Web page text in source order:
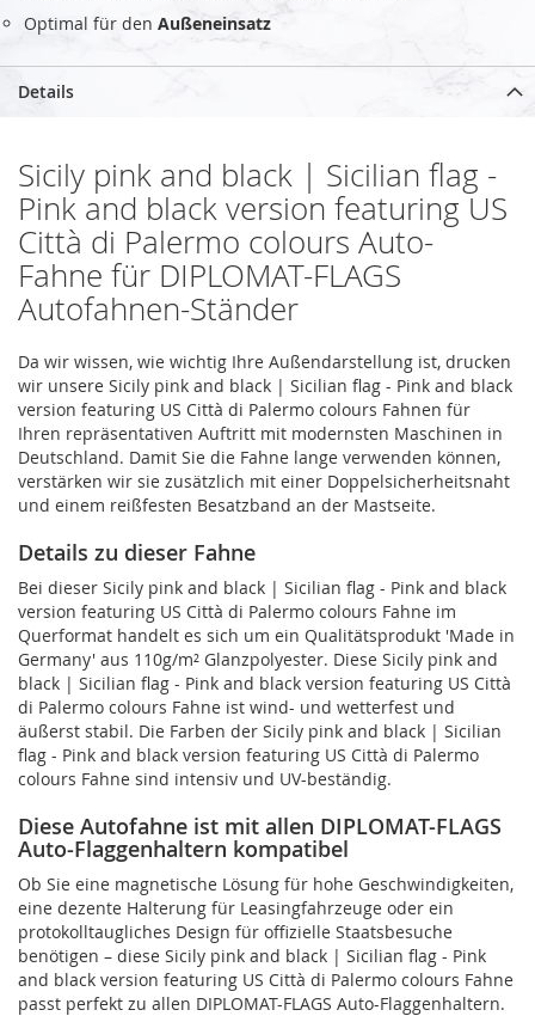
Optimal für den Außeneinsatz
Details
Sicily pink and black | Sicilian flag -
Pink and black version featuring US
Città di Palermo colours Auto-
Fahne für DIPLOMAT-FLAGS
Autofahnen-Ständer
Da wir wissen, wie wichtig Ihre Außendarstellung ist, drucken
wir unsere Sicily pink and black | Sicilian flag - Pink and black
version featuring US Città di Palermo colours Fahnen für
Ihren repräsentativen Auftritt mit modernsten Maschinen in
Deutschland. Damit Sie die Fahne lange verwenden können,
verstärken wir sie zusätzlich mit einer Doppelsicherheitsnaht
und einem reißfesten Besatzband an der Mastseite.
Details zu dieser Fahne
Bei dieser Sicily pink and black | Sicilian flag - Pink and black
version featuring US Città di Palermo colours Fahne im
Querformat handelt es sich um ein Qualitätsprodukt 'Made in
Germany' aus 110g/m² Glanzpolyester. Diese Sicily pink and
black | Sicilian flag - Pink and black version featuring US Città
di Palermo colours Fahne ist wind- und wetterfest und
äußerst stabil. Die Farben der Sicily pink and black | Sicilian
flag - Pink and black version featuring US Città di Palermo
colours Fahne sind intensiv und UV-beständig.
Diese Autofahne ist mit allen DIPLOMAT-FLAGS
Auto-Flaggenhaltern kompatibel
Ob Sie eine magnetische Lösung für hohe Geschwindigkeiten,
eine dezente Halterung für Leasingfahrzeuge oder ein
protokolltaugliches Design für offizielle Staatsbesuche
benötigen – diese Sicily pink and black | Sicilian flag - Pink
and black version featuring US Città di Palermo colours Fahne
passt perfekt zu allen DIPLOMAT-FLAGS Auto-Flaggenhaltern.